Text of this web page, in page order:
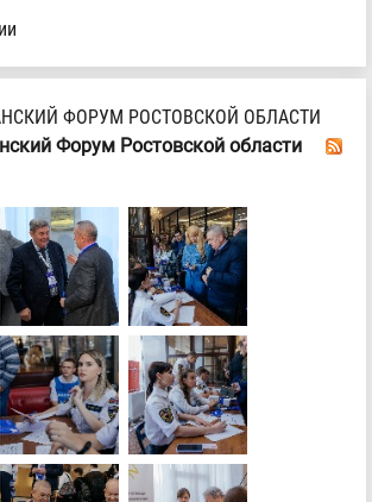
ФОРУМ РОСТОВСКОЙ ОБЛАСТИ
Форум Ростовской области